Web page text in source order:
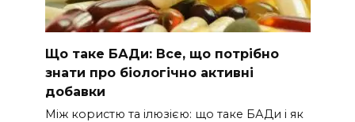
Що таке БАДи: Все, що потрібно
знати про біологічно активні
добавки
Між користю та ілюзією: що таке БАДи і як